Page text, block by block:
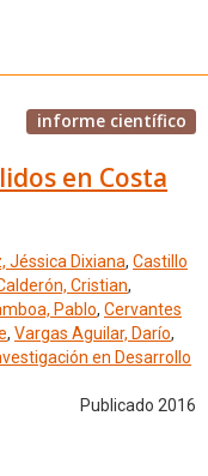
informe científico
en Costa
Jéssica Dixiana, Castillo
Cristian,
Pablo, Cervantes
, Vargas Aguilar, Darío,
en Desarrollo
Publicado 2016